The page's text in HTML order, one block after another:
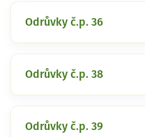
Odrůvky č.p. 36
Odrůvky č.p. 38
Odrůvky č.p. 39